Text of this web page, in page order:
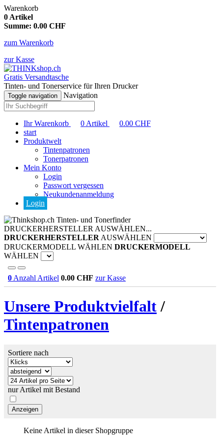
Warenkorb
0 Artikel
Summe: 0.00 CHF
zum Warenkorb
zur Kasse
Gratis Versandtasche
Tinten- und Tonerservice für Ihren Drucker
Toggle navigation Navigation
Ihr Warenkorb 0 Artikel 0.00 CHF
start
Produktwelt
Tintenpatronen
Tonerpatronen
Mein Konto
Login
Passwort vergessen
Neukundenanmeldung
Login
Tinten- und Tonerfinder
DRUCKERHERSTELLER AUSWÄHLEN...
DRUCKERHERSTELLER AUSWÄHLEN
DRUCKERMODELL WÄHLEN DRUCKERMODELL
WÄHLEN
0 Anzahl Artikel 0.00 CHF zur Kasse
Unsere Produktvielfalt/
Tintenpatronen
Sortiere nach
nur Artikel mit Bestand
Keine Artikel in dieser Shopgruppe